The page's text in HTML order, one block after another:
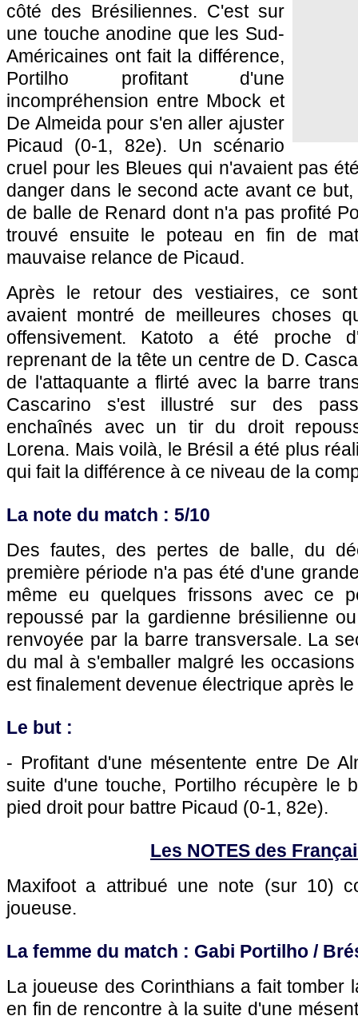
côté des Brésiliennes. C'est sur
une touche anodine que les Sud-
Américaines ont fait la différence,
Portilho profitant d'une
incompréhension entre Mbock et
De Almeida pour s'en aller ajuster
Picaud (0-1, 82e). Un scénario
cruel pour les Bleues qui n'avaient pas
danger dans le second acte avant ce
de balle de Renard dont n'a pas profité
trouvé ensuite le poteau en fin de
mauvaise relance de Picaud.
Après le retour des vestiaires, ce
avaient montré de meilleures choses
offensivement. Katoto a été proche
reprenant de la tête un centre de D.
de l'attaquante a flirté avec la barre
Cascarino s'est illustré sur des
enchaînés avec un tir du droit
Lorena. Mais voilà, le Brésil a été plus
qui fait la différence à ce niveau de la
La note du match : 5/10
Des fautes, des pertes de balle, du
première période n'a pas été d'une
même eu quelques frissons avec ce
repoussé par la gardienne brésilienne
renvoyée par la barre transversale. La
du mal à s'emballer malgré les
est finalement devenue électrique après
Le but :
- Profitant d'une mésentente entre De
suite d'une touche, Portilho récupère le
pied droit pour battre Picaud (0-1, 82e).
Les NOTES des
Maxifoot a attribué une note (sur 10)
joueuse.
La femme du match : Gabi Portilho /
La joueuse des Corinthians a fait tomber
en fin de rencontre à la suite d'une